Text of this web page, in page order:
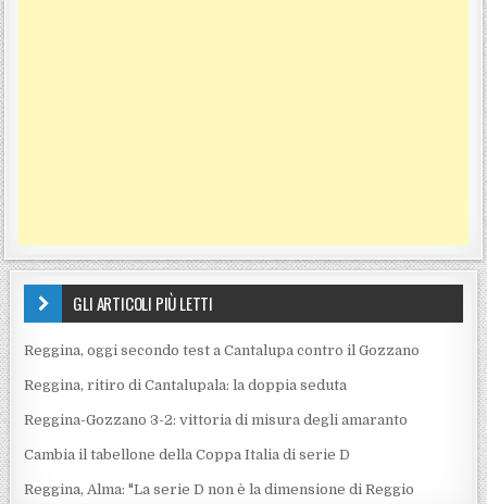
GLI ARTICOLI PIÙ LETTI
Reggina, oggi secondo test a Cantalupa contro il Gozzano
Reggina, ritiro di Cantalupala: la doppia seduta
Reggina-Gozzano 3-2: vittoria di misura degli amaranto
Cambia il tabellone della Coppa Italia di serie D
Reggina, Alma: "La serie D non è la dimensione di Reggio